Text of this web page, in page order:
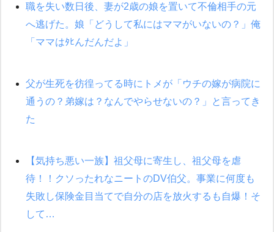
【修羅場】彼女親「カスな家柄のヤツなんかと家族になるのはご
なかったの？（泣」
るなんてどういう神経してるの？離婚届を記入して持って来い」
→笑いが止まらなくなり・・・
居酒屋にて。兄の紹介者「お酒飲みなって」私「未成年なので無
嘘をついてフリン旅行へ出かけた嫁→翌日、嫁「ただいま～」旦
那「娘がシんだよ。何度も連絡したのに…」嫁「えっ」→なん
と・・・
職を失い数日後、妻が2歳の娘を置いて不倫相手の元
へ逃げた。娘「どうして私にはママがいないの？」俺
「ママはﾀﾋんだんだよ」
父が生死を彷徨ってる時にトメが「ウチの嫁が病院に
通うの？弟嫁は？なんでやらせないの？」と言ってき
た
【気持ち悪い一族】祖父母に寄生し、祖父母を虐
待！！クソったれなニートのDV伯父。事業に何度も
失敗し保険金目当てで自分の店を放火するも自爆！そ
して…